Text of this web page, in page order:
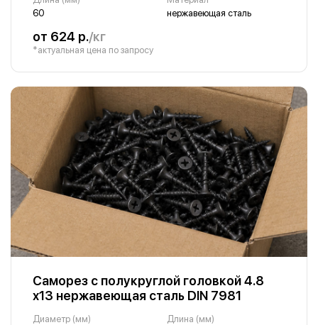
60
нержавеющая сталь
от 624 р./кг
*актуальная цена по запросу
Саморез с полукруглой головкой 4.8
х13 нержавеющая сталь DIN 7981
Диаметр (мм)
Длина (мм)